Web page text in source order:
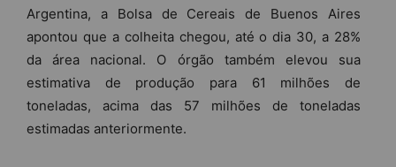
Argentina, a Bolsa de Cereais de Buenos Aires
apontou que a colheita chegou, até o dia 30, a 28%
da área nacional. O órgão também elevou sua
estimativa de produção para 61 milhões de
toneladas, acima das 57 milhões de toneladas
estimadas anteriormente.